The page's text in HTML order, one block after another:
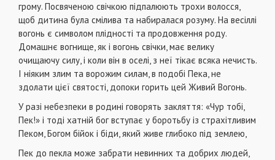
грому. Посвяченою свічкою підпалюють трохи волосся,
щоб дитина була смілива та набиралася розуму. На весіллі
вогонь є символом плідності та продовження роду.
Домашнє вогнище, як і вогонь свічки, має велику
очищаючу силу, і коли він в оселі, з неї тікає всяка нечисть.
І ніяким злим та ворожим силам, в подобі Пека, не
здолати цієї святості, допоки горить цей Живий Вогонь.
У разі небезпеки в родині говорять закляття: «Чур тобі,
Пек!» і тоді хатній бог вступає у боротьбу із страхітливим
Пеком, Богом бійок і біди, який живе глибоко під землею,
Пек до пекла може забрати невинних та добрих людей,